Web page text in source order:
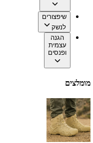
שיפצורים
לנשק
הגנה
עצמית
ופנסים
מומלצים